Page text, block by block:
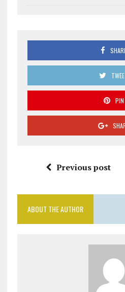
PIN
Previous post
ABOUT THE AUTHOR